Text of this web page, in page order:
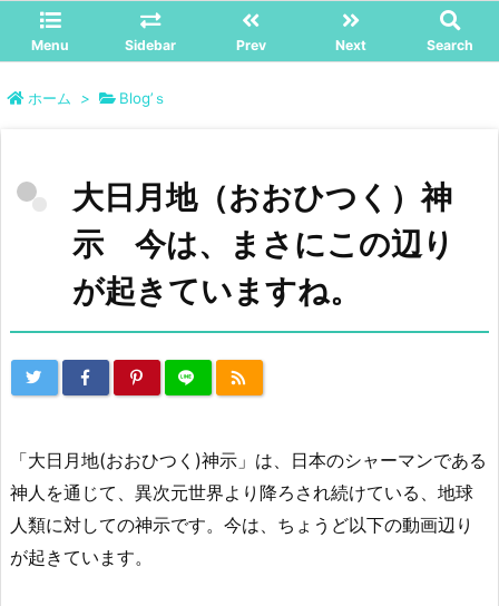
Menu Sidebar Prev Next Search
ホーム > Blog’ｓ
大日月地（おおひつく）神
示 今は、まさにこの辺り
が起きていますね。
「大日月地(おおひつく)神示」は、日本のシャーマンである
神人を通じて、異次元世界より降ろされ続けている、地球
人類に対しての神示です。今は、ちょうど以下の動画辺り
が起きています。